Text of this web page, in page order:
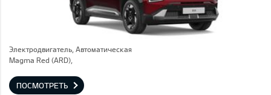
Электродвигатель, Автоматическая
Magma Red (ARD),
ПОСМОТРЕТЬ